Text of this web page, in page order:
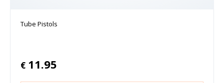
Tube Pistols
€ 11.95